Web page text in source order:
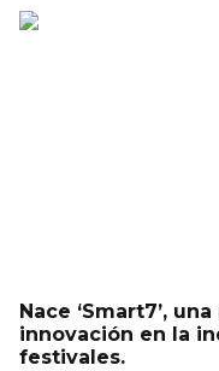
Nace ‘Smart7’,
innovación en la
festivales.